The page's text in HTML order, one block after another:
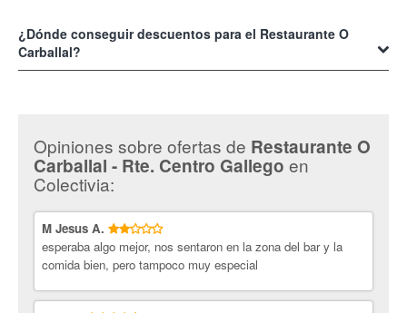
Gallegosolo debes llamara al teléfono 946561802 en su horario
laboral que es de martes a jueves de 08:00h a 22:30h, viernes y
sábados de 08:00h a 24:00h y domingo de 10:00h a 22:30h.
¿Dónde conseguir descuentos para el Restaurante O
Carballal?
luego navegas entre las ofertas que tiene en nuestra web, de seguro
que encuentras varias que se ajusten a tus preferencias.
Opiniones sobre ofertas de Restaurante O
Carballal - Rte. Centro Gallego​​​​​​​ en
Colectivia:
M Jesus A.
esperaba algo mejor, nos sentaron en la zona del bar y la
comida bien, pero tampoco muy especial